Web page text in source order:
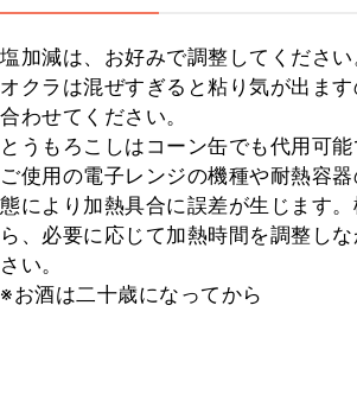
塩加減は、お好みで調整してください
オクラは混ぜすぎると粘り気が出ま
合わせてください。
とうもろこしはコーン缶でも代用可能
ご使用の電子レンジの機種や耐熱容
態により加熱具合に誤差が生じます
ら、必要に応じて加熱時間を調整し
さい。
※お酒は二十歳になってから